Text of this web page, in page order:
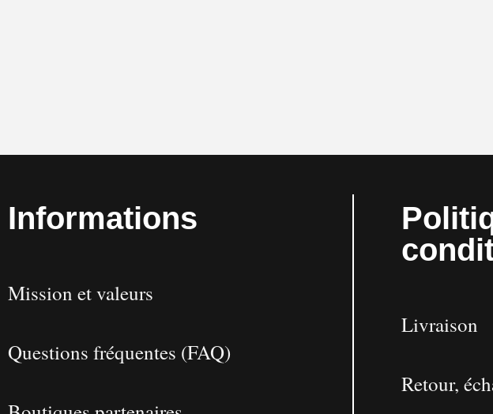
Informations
Mission et valeurs
Questions fréquentes (FAQ)
Livraison
Retour,